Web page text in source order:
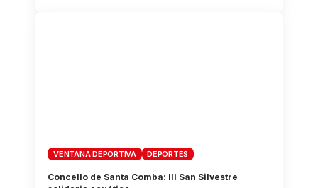
VENTANA DEPORTIVA DEPORTES
Concello de Santa Comba: III San Silvestre